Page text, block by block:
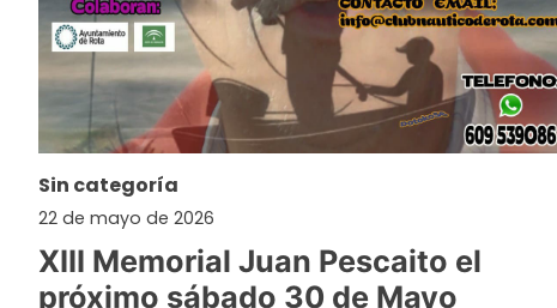
Sin categoría
22 de mayo de 2026
XIII Memorial Juan Pescaito el
próximo sábado 30 de Mayo